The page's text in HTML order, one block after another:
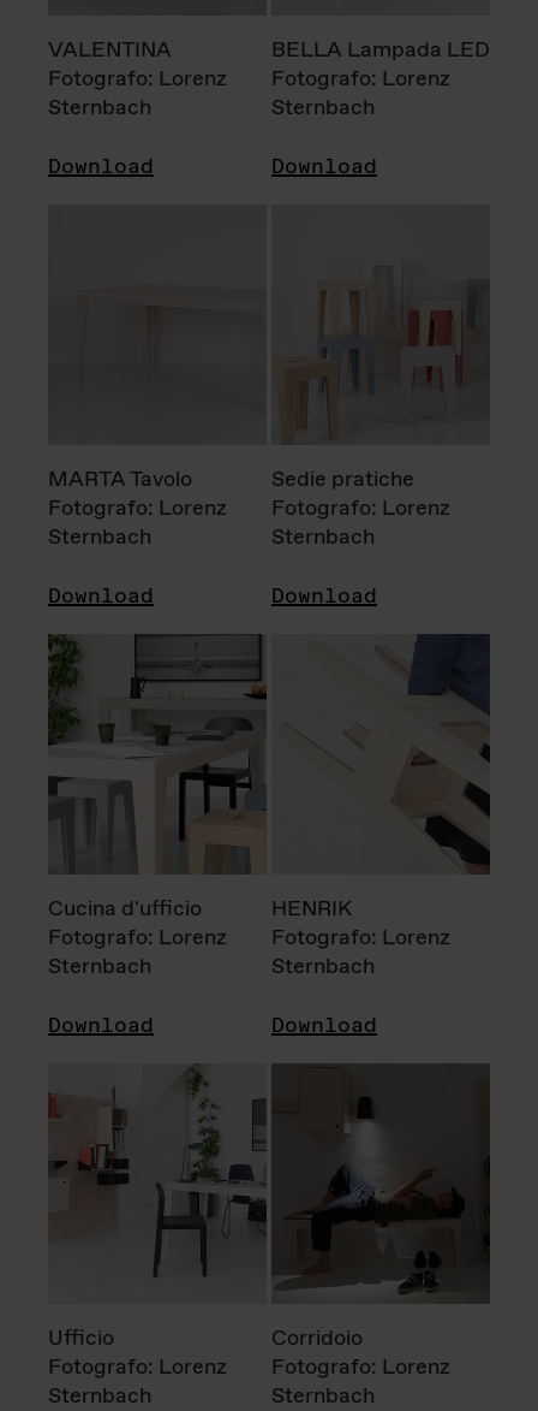
VALENTINA
Fotografo: Lorenz
Sternbach
Download
BELLA Lampada LED
Fotografo: Lorenz
Sternbach
Download
MARTA Tavolo
Fotografo: Lorenz
Sternbach
Download
Sedie pratiche
Fotografo: Lorenz
Sternbach
Download
Cucina d'ufficio
Fotografo: Lorenz
Sternbach
Download
HENRIK
Fotografo: Lorenz
Sternbach
Download
Ufficio
Fotografo: Lorenz
Sternbach
Corridoio
Fotografo: Lorenz
Sternbach